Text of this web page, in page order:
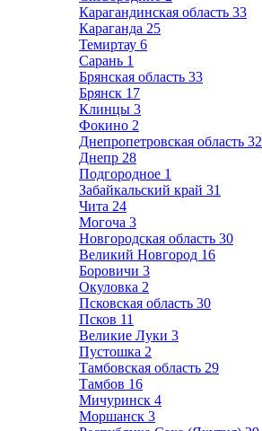
Карагандинская область 33
Караганда 25
Темиртау 6
Сарань 1
Брянская область 33
Брянск 17
Клинцы 3
Фокино 2
Днепропетровская область 32
Днепр 28
Подгородное 1
Забайкальский край 31
Чита 24
Могоча 3
Новгородская область 30
Великий Новгород 16
Боровичи 3
Окуловка 2
Псковская область 30
Псков 11
Великие Луки 3
Пустошка 2
Тамбовская область 29
Тамбов 16
Мичуринск 4
Моршанск 3